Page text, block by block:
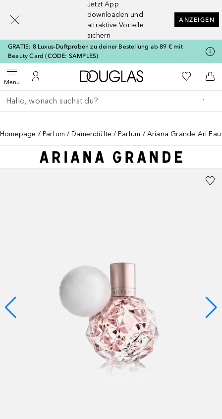
Jetzt App
downloaden und
attraktive Vorteile
sichern
ANZEIGEN
GRATIS: 8 Luxus-Duftproben zu deiner Bestellung ab 89 € mit
Beauty Card (CODE: SAMPLES)
MenüMenü öffnenZu Meinem Kundenkonto
Zur Douglas Startseite
Zu Meiner
Gehe zurück
Suche ausführen
Homepage Parfum Damendüfte Parfum Ariana Grande Ari
[navigation.slideout.screenreader]